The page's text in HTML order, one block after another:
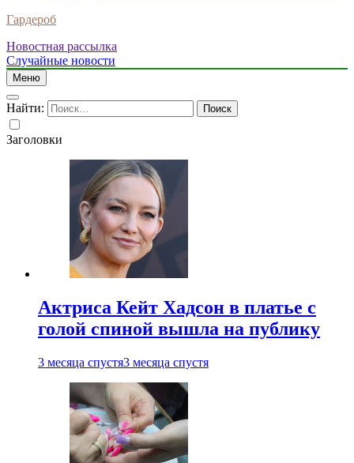
Гардероб
Новостная рассылка
Случайные новости
Меню
Найти:
Заголовки
Актриса Кейт Хадсон в платье с
голой спиной вышла на публику
3 месяца спустя3 месяца спустя